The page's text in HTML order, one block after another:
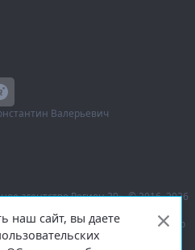
Валерьевич
агентство Регион 29»,© 2016–2026
ответственностью «Агентство
наш сайт, вы даете